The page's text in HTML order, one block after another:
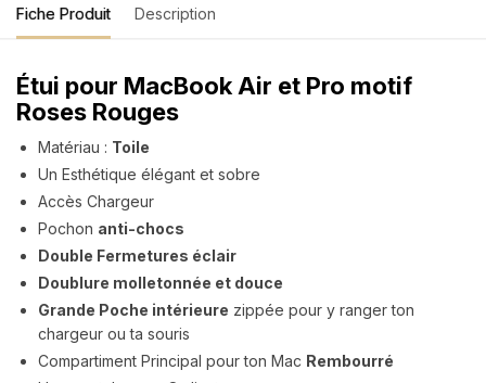
Fiche Produit Description
Étui pour MacBook Air et Pro motif
Roses Rouges
Matériau : Toile
Un Esthétique élégant et sobre
Accès Chargeur
Pochon anti-chocs
Double Fermetures éclair
Doublure molletonnée et douce
Grande Poche intérieure zippée pour y ranger ton
chargeur ou ta souris
Compartiment Principal pour ton Mac Rembourré